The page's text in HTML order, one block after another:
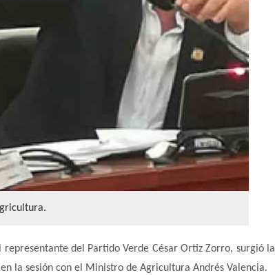
del Partido Verde César Ortiz Zorro, surgió la
la sesión con el Ministro de Agricultura Andrés Valencia.